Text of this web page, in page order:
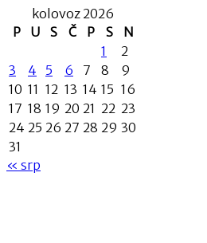
kolovoz 2026
P
U S Č P S
N
1
2
3
4 5 6 7 8
9
10 11 12 13 14 15 16
17 18 19 20 21 22 23
24 25 26 27 28 29 30
31
« srp